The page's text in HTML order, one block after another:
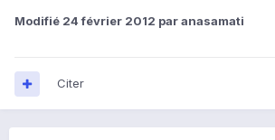
Modifié 24 février 2012 par anasamati
Citer